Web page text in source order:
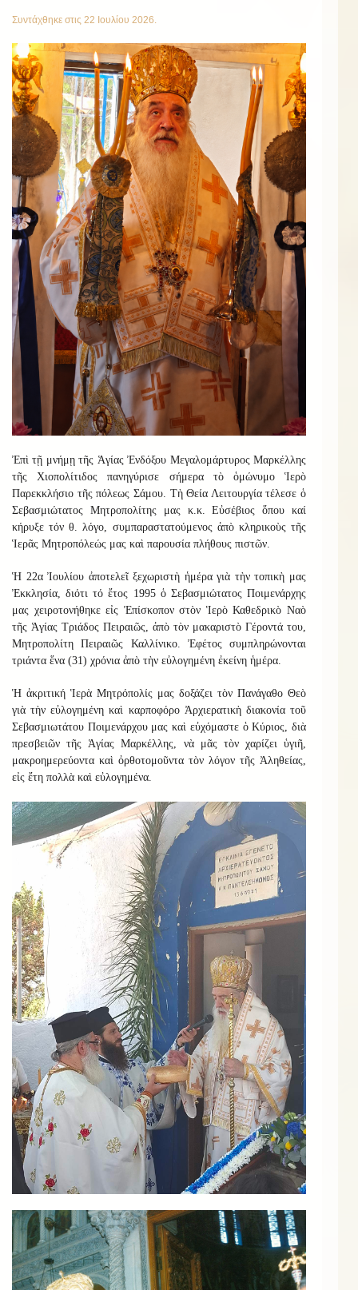
Συντάχθηκε στις 22 Ιουλίου 2026.
Ἐπὶ τῇ μνήμῃ τῆς Ἁγίας Ἐνδόξου Μεγαλομάρτυρος Μαρκέλλης
τῆς Χιοπολίτιδος πανηγύρισε σήμερα τὸ ὁμώνυμο Ἱερὸ
Παρεκκλήσιο τῆς πόλεως Σάμου. Τὴ Θεία Λειτουργία τέλεσε ὁ
Σεβασμιώτατος Μητροπολίτης μας κ.κ. Εὐσέβιος ὅπου καί
κήρυξε τόν θ. λόγο, συμπαραστατούμενος ἀπὸ κληρικοὺς τῆς
Ἱερᾶς Μητροπόλεώς μας καὶ παρουσία πλήθους πιστῶν.
Ἡ 22α Ἰουλίου ἀποτελεῖ ξεχωριστὴ ἡμέρα γιὰ τὴν τοπικὴ μας
Ἐκκλησία, διότι τό ἔτος 1995 ὁ Σεβασμιώτατος Ποιμενάρχης
μας χειροτονήθηκε εἰς Ἐπίσκοπον στὸν Ἱερὸ Καθεδρικὸ Ναὸ
τῆς Ἁγίας Τριάδος Πειραιῶς, ἀπὸ τὸν μακαριστὸ Γέροντά του,
Μητροπολίτη Πειραιῶς Καλλίνικο. Ἐφέτος συμπληρώνονται
τριάντα ἕνα (31) χρόνια ἀπὸ τὴν εὐλογημένη ἐκείνη ἡμέρα.
Ἡ ἀκριτική Ἱερὰ Μητρόπολίς μας δοξάζει τὸν Πανάγαθο Θεὸ
γιὰ τὴν εὐλογημένη καὶ καρποφόρο Ἀρχιερατικὴ διακονία τοῦ
Σεβασμιωτάτου Ποιμενάρχου μας καὶ εὐχόμαστε ὁ Κύριος, διὰ
πρεσβειῶν τῆς Ἁγίας Μαρκέλλης, νὰ μᾶς τὸν χαρίζει ὑγιῆ,
μακροημερεύοντα καὶ ὀρθοτομοῦντα τὸν λόγον τῆς Ἀληθείας,
εἰς ἔτη πολλὰ καὶ εὐλογημένα.